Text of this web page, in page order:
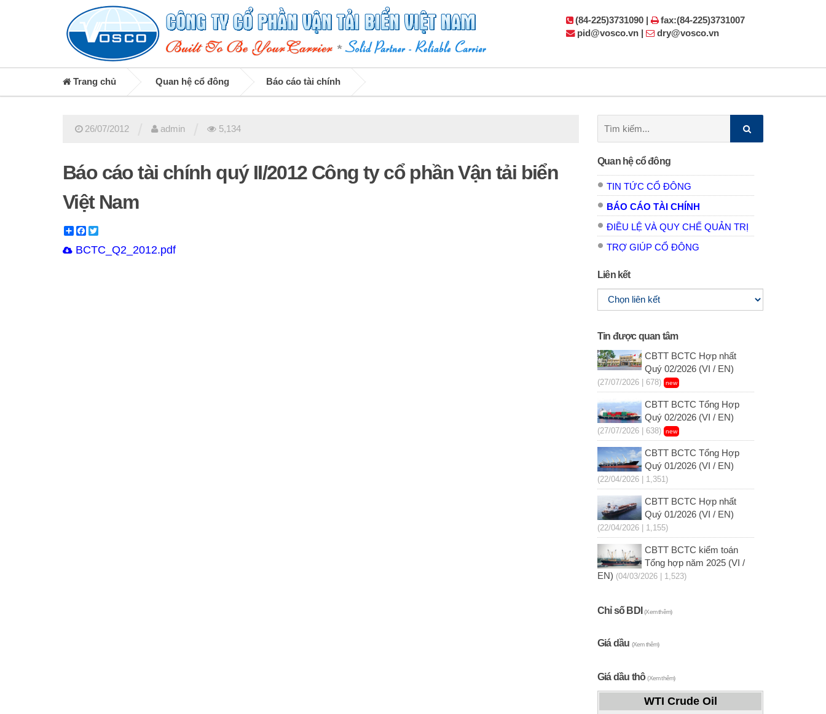
(84-225)3731090 |
fax:(84-225)3731007
pid@vosco.vn |
dry@vosco.vn
Trang chủ Quan hệ cổ đông Báo cáo tài chính
26/07/2012 admin 5,134
Báo cáo tài chính quý II/2012 Công ty cổ phần Vận tải biển
Việt Nam
ShareFacebook
BCTC_Q2_2012.pdf
kiếm:
Quan hệ cổ đông
TIN TỨC CỔ ĐÔNG
BÁO CÁO TÀI CHÍNH
ĐIỀU LỆ VÀ QUY CHẾ QUẢN TRỊ
TRỢ GIÚP CỔ ĐÔNG
Liên kết
Tin được quan tâm
CBTT BCTC Hợp nhất
Quý 02/2026 (VI / EN)
(27/07/2026 | 678) new
CBTT BCTC Tổng Hợp
Quý 02/2026 (VI / EN)
(27/07/2026 | 638) new
CBTT BCTC Tổng Hợp
Quý 01/2026 (VI / EN)
(22/04/2026 | 1,351)
CBTT BCTC Hợp nhất
Quý 01/2026 (VI / EN)
(22/04/2026 | 1,155)
CBTT BCTC kiểm toán
Tổng hợp năm 2025 (VI /
EN) (04/03/2026 | 1,523)
Chỉ số BDI(Xem thêm)
Giá dầu (Xem thêm)
Giá dầu thô(Xem thêm)
WTI Crude Oil